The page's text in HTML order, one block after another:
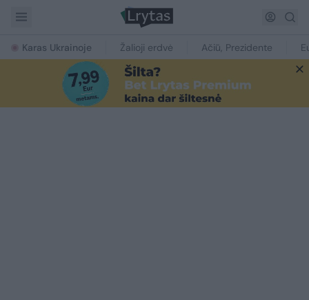
Karas Ukrainoje Žalioji erdvė Ačiū, Prezidente